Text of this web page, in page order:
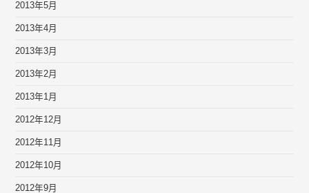
2013年5月
2013年4月
2013年3月
2013年2月
2013年1月
2012年12月
2012年11月
2012年10月
2012年9月